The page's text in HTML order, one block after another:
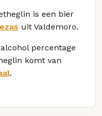
is een bier
uit Valdemoro.
percentage
komt van
.